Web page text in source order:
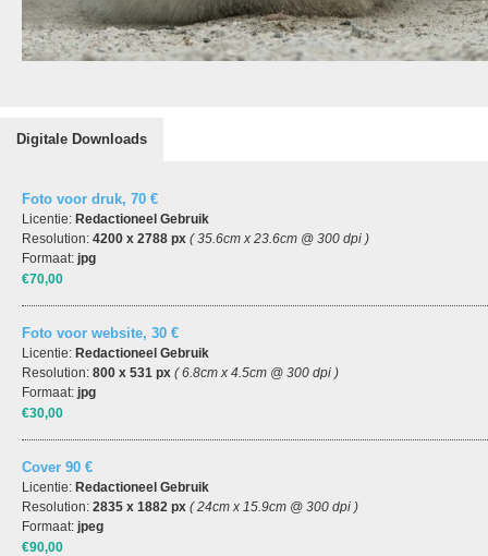
Digitale Downloads
Foto voor druk, 70 €
Licentie: Redactioneel Gebruik
Resolution: 4200 x 2788 px ( 35.6cm x 23.6cm @ 300 dpi )
Formaat: jpg
€70,00
Foto voor website, 30 €
Licentie: Redactioneel Gebruik
Resolution: 800 x 531 px ( 6.8cm x 4.5cm @ 300 dpi )
Formaat: jpg
€30,00
Cover 90 €
Licentie: Redactioneel Gebruik
Resolution: 2835 x 1882 px ( 24cm x 15.9cm @ 300 dpi )
Formaat: jpeg
€90,00